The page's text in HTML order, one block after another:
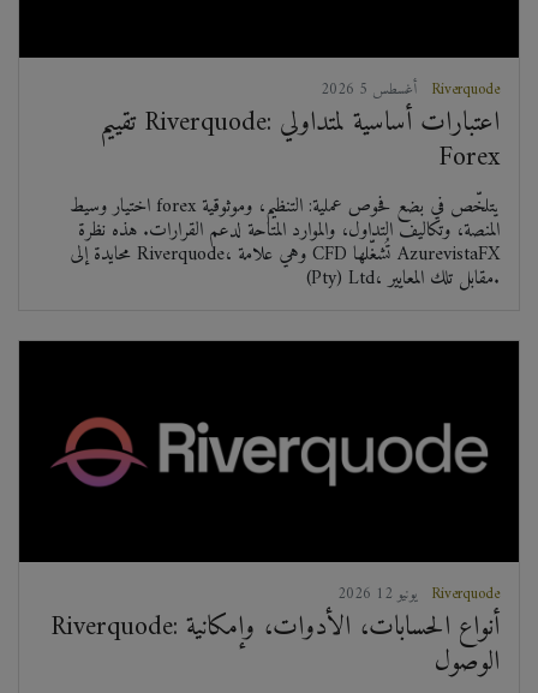
Riverquode
تقييم Riverquode: اعتبارات أساسية لمتداولي
Forex
اختيار وسيط forex يتلخّص في بضع فحوص عملية: التنظيم، وموثوقية
المنصة، وتكاليف التداول، والموارد المتاحة لدعم القرارات. هذه نظرة
محايدة إلى Riverquode، وهي علامة CFD تُشغّلها AzurevistaFX
(Pty) Ltd، مقابل تلك المعايير.
2026 يونيو 12 Riverquode
Riverquode: أنواع الحسابات، الأدوات، وإمكانية
الوصول